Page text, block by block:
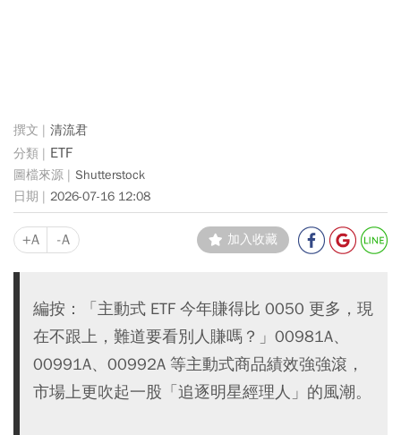
清流君
ETF
Shutterstock
2026-07-16 12:08
+A -A 加入收藏
編按：「主動式 ETF 今年賺得比 0050 更多，現
在不跟上，難道要看別人賺嗎？」00981A、
00991A、00992A 等主動式商品績效強強滾，
市場上更吹起一股「追逐明星經理人」的風潮。